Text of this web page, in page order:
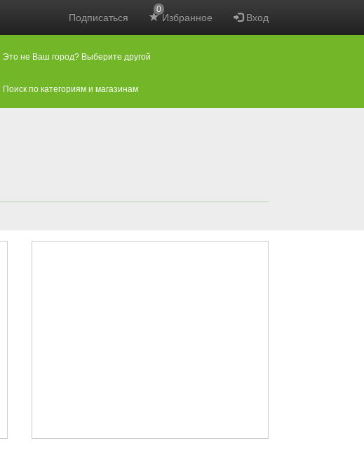
Подписаться Избранное
0
Вход
Это не Ваш город? Выберите другой
Поиск по категориям и магазинам